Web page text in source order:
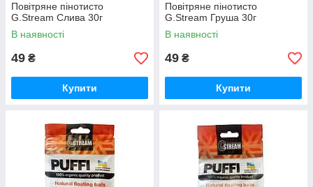
Повітряне пінотисто
G.Stream Слива 30г
В наявності
49 ₴
Купити
Повітряне пінотисто
G.Stream Груша 30г
В наявності
49 ₴
Купити